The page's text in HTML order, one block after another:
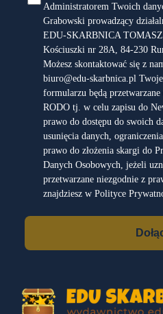
Administratorem Twoich
Grabowski prowadzący
EDU-SKARBNICA
Kościuszki nr 28A, 84-230
Możesz skontaktować się z
biuro@edu-skarbnica.pl
formularzu będą
RODO tj. w celu zapisu do
prawo do dostępu do swoich
usunięcia danych,
prawo do złożenia skargi do
Danych Osobowych, jeżeli
przetwarzane niezgodnie z
znajdziesz w Polityce